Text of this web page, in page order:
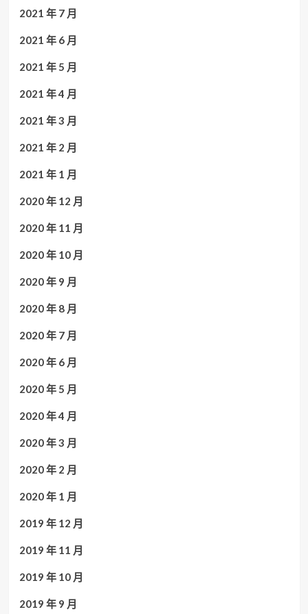
2021 年 7 月
2021 年 6 月
2021 年 5 月
2021 年 4 月
2021 年 3 月
2021 年 2 月
2021 年 1 月
2020 年 12 月
2020 年 11 月
2020 年 10 月
2020 年 9 月
2020 年 8 月
2020 年 7 月
2020 年 6 月
2020 年 5 月
2020 年 4 月
2020 年 3 月
2020 年 2 月
2020 年 1 月
2019 年 12 月
2019 年 11 月
2019 年 10 月
2019 年 9 月